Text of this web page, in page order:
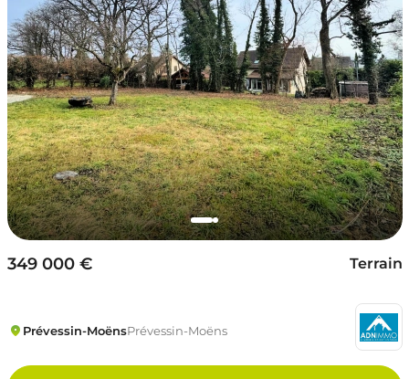
349 000 € Terrain
Prévessin-MoënsPrévessin-Moëns